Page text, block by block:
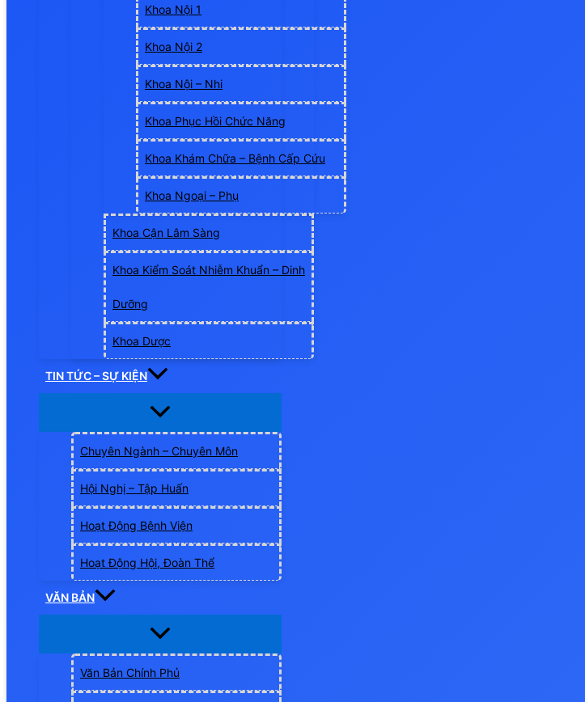
Khoa Nội 1
Khoa Nội 2
Khoa Nội – Nhi
Khoa Phục Hồi Chức Năng
Khoa Khám Chữa – Bệnh Cấp Cứu
Khoa Ngoại – Phụ
Khoa Cận Lâm Sàng
Khoa Kiểm Soát Nhiễm Khuẩn – Dinh
Dưỡng
Khoa Dược
TIN TỨC – SỰ KIỆN
Chuyên Ngành – Chuyên Môn
Hội Nghị – Tập Huấn
Hoạt Động Bệnh Viện
Hoạt Động Hội, Đoàn Thể
VĂN BẢN
Văn Bản Chính Phủ